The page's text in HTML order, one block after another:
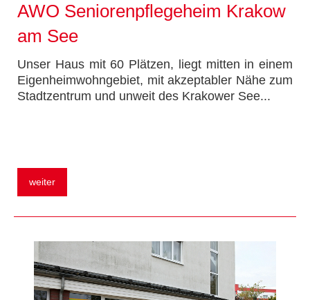
AWO Seniorenpflegeheim Krakow
am See
Unser Haus mit 60 Plätzen, liegt mitten in einem
Eigenheimwohngebiet, mit akzeptabler Nähe zum
Stadtzentrum und unweit des Krakower See...
weiter